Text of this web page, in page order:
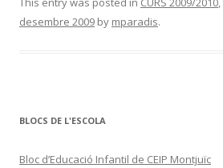
desembre 2009 by mparadis.
BLOCS DE L'ESCOLA
Bloc d’Educació Infantil de CEIP Montjuïc